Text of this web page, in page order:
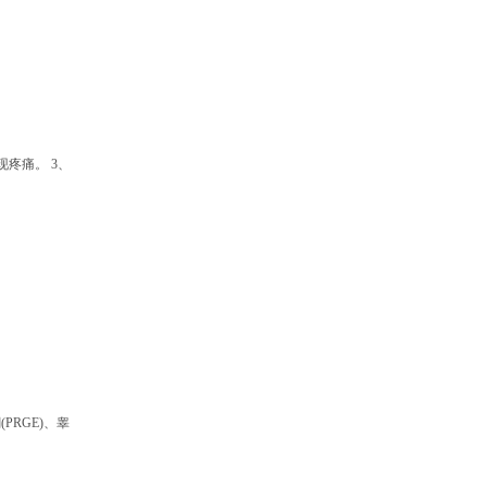
痛。 3、
、睾